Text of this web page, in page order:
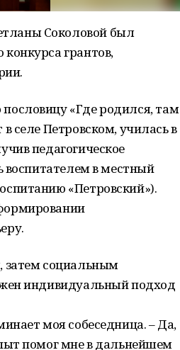
Соколовой был
грантов,
«Где родился, там
селе Петровском, училась в
педагогическое
воспитателем в местный
«Петровский»).
затем социальным
индивидуальный подход
моя собеседница. – Да,
помог мне в дальнейшем